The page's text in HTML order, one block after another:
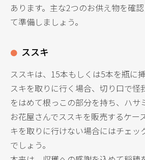
あります。主な2つのお供え物を確
て準備しましょう。
ススキ
ススキは、15本もしくは5本を瓶に
スキを取りに行く場合、切り口で怪
をはめて根っこの部分を持ち、ハサ
お花屋さんでススキを販売するケー
キを取りに行けない場合にはチェッ
でしょう。